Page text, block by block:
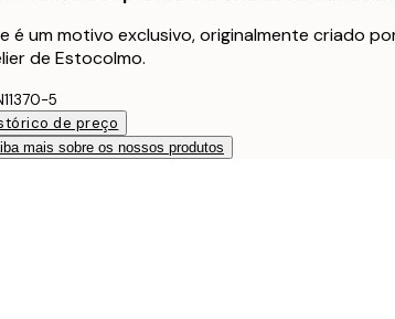
é um motivo exclusivo, originalmente criado
de Estocolmo.
5
de preço
mais sobre os nossos produtos